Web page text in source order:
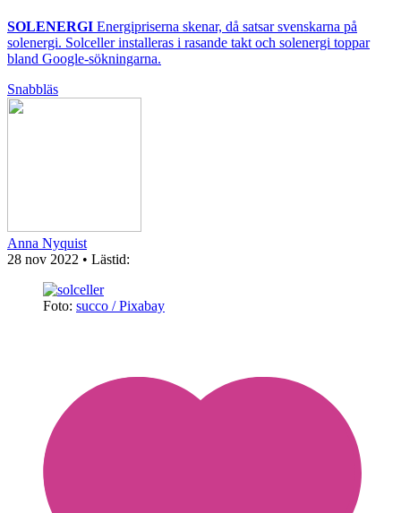
SOLENERGI Energipriserna skenar, då satsar svenskarna på
solenergi. Solceller installeras i rasande takt och solenergi toppar
bland Google-sökningarna.
Snabbläs
Anna Nyquist
28 nov 2022 • Lästid:
Foto: succo / Pixabay